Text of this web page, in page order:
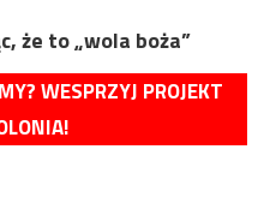
że to „wola boża”
WESPRZYJ PROJEKT